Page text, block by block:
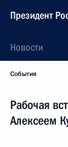
Президент
Новости
События
Рабочая
Алексеем